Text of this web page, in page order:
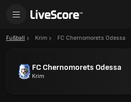
Fußball Krim FC Chernomorets Odessa
FC Chernomorets Odessa
Krim